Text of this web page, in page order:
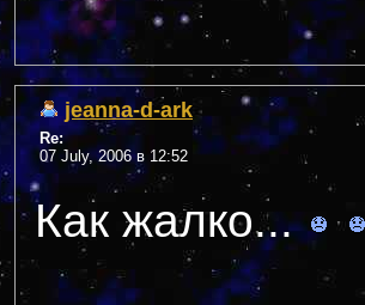
jeanna-d-ark
Re:
07 July, 2006 в 12:52
Как жалко...